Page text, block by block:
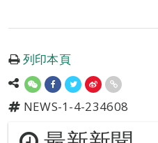
列印本頁
NEWS-1-4-234608